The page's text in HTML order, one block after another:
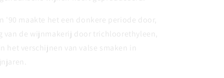
'90 maakte het een donkere periode door,
van de wijnmakerij door trichloorethyleen,
het verschijnen van valse smaken in